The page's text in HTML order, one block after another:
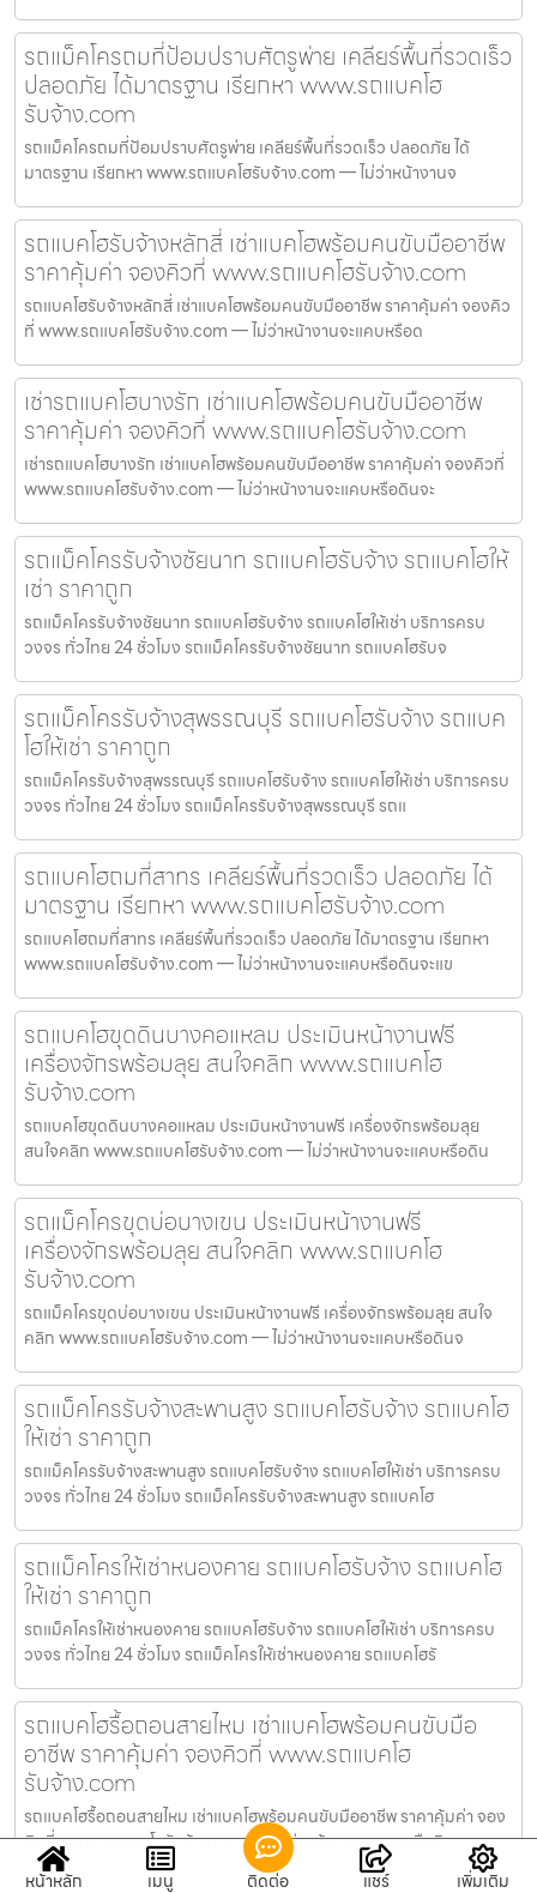
รถแม็คโครถมที่ป้อมปราบศัตรูพ่าย เคลียร์พื้นที่รวดเร็ว
ปลอดภัย ได้มาตรฐาน เรียกหา www.รถแบคโฮ
รับจ้าง.com
รถแม็คโครถมที่ป้อมปราบศัตรูพ่าย เคลียร์พื้นที่รวดเร็ว ปลอดภัย ได้
มาตรฐาน เรียกหา www.รถแบคโฮรับจ้าง.com — ไม่ว่าหน้างานจ
รถแบคโฮรับจ้างหลักสี่ เช่าแบคโฮพร้อมคนขับมืออาชีพ
ราคาคุ้มค่า จองคิวที่ www.รถแบคโฮรับจ้าง.com
รถแบคโฮรับจ้างหลักสี่ เช่าแบคโฮพร้อมคนขับมืออาชีพ ราคาคุ้มค่า จองคิว
ที่ www.รถแบคโฮรับจ้าง.com — ไม่ว่าหน้างานจะแคบหรือด
เช่ารถแบคโฮบางรัก เช่าแบคโฮพร้อมคนขับมืออาชีพ
ราคาคุ้มค่า จองคิวที่ www.รถแบคโฮรับจ้าง.com
เช่ารถแบคโฮบางรัก เช่าแบคโฮพร้อมคนขับมืออาชีพ ราคาคุ้มค่า จองคิวที่
www.รถแบคโฮรับจ้าง.com — ไม่ว่าหน้างานจะแคบหรือดินจะ
รถแม็คโครรับจ้างชัยนาท รถแบคโฮรับจ้าง รถแบคโฮให้
เช่า ราคาถูก
รถแม็คโครรับจ้างชัยนาท รถแบคโฮรับจ้าง รถแบคโฮให้เช่า บริการครบ
วงจร ทั่วไทย 24 ชั่วโมง รถแม็คโครรับจ้างชัยนาท รถแบคโฮรับจ
รถแม็คโครรับจ้างสุพรรณบุรี รถแบคโฮรับจ้าง รถแบค
โฮให้เช่า ราคาถูก
รถแม็คโครรับจ้างสุพรรณบุรี รถแบคโฮรับจ้าง รถแบคโฮให้เช่า บริการครบ
วงจร ทั่วไทย 24 ชั่วโมง รถแม็คโครรับจ้างสุพรรณบุรี รถแ
รถแบคโฮถมที่สาทร เคลียร์พื้นที่รวดเร็ว ปลอดภัย ได้
มาตรฐาน เรียกหา www.รถแบคโฮรับจ้าง.com
รถแบคโฮถมที่สาทร เคลียร์พื้นที่รวดเร็ว ปลอดภัย ได้มาตรฐาน เรียกหา
www.รถแบคโฮรับจ้าง.com — ไม่ว่าหน้างานจะแคบหรือดินจะแข
รถแบคโฮขุดดินบางคอแหลม ประเมินหน้างานฟรี
เครื่องจักรพร้อมลุย สนใจคลิก www.รถแบคโฮ
รับจ้าง.com
รถแบคโฮขุดดินบางคอแหลม ประเมินหน้างานฟรี เครื่องจักรพร้อมลุย
สนใจคลิก www.รถแบคโฮรับจ้าง.com — ไม่ว่าหน้างานจะแคบหรือดิน
รถแม็คโครขุดบ่อบางเขน ประเมินหน้างานฟรี
เครื่องจักรพร้อมลุย สนใจคลิก www.รถแบคโฮ
รับจ้าง.com
รถแม็คโครขุดบ่อบางเขน ประเมินหน้างานฟรี เครื่องจักรพร้อมลุย สนใจ
คลิก www.รถแบคโฮรับจ้าง.com — ไม่ว่าหน้างานจะแคบหรือดินจ
รถแม็คโครรับจ้างสะพานสูง รถแบคโฮรับจ้าง รถแบคโฮ
ให้เช่า ราคาถูก
รถแม็คโครรับจ้างสะพานสูง รถแบคโฮรับจ้าง รถแบคโฮให้เช่า บริการครบ
วงจร ทั่วไทย 24 ชั่วโมง รถแม็คโครรับจ้างสะพานสูง รถแบคโฮ
รถแม็คโครให้เช่าหนองคาย รถแบคโฮรับจ้าง รถแบคโฮ
ให้เช่า ราคาถูก
รถแม็คโครให้เช่าหนองคาย รถแบคโฮรับจ้าง รถแบคโฮให้เช่า บริการครบ
วงจร ทั่วไทย 24 ชั่วโมง รถแม็คโครให้เช่าหนองคาย รถแบคโฮรั
รถแบคโฮรื้อถอนสายไหม เช่าแบคโฮพร้อมคนขับมือ
อาชีพ ราคาคุ้มค่า จองคิวที่ www.รถแบคโฮ
รับจ้าง.com
รถแบคโฮรื้อถอนสายไหม เช่าแบคโฮพร้อมคนขับมืออาชีพ ราคาคุ้มค่า จอง
คิวที่ www.รถแบคโฮรับจ้าง.com — ไม่ว่าหน้างานจะแคบหรือดิ
หน้าหลัก เมนู ติดต่อ แชร์ เพิ่มเติม